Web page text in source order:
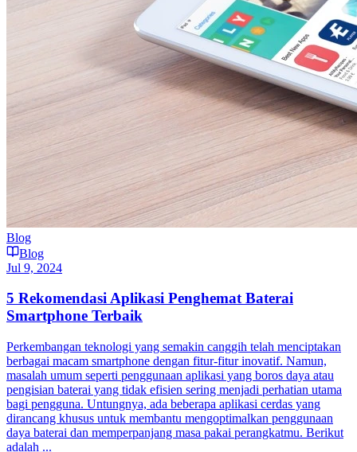
Blog
Blog
Jul 9, 2024
5 Rekomendasi Aplikasi Penghemat Baterai
Smartphone Terbaik
Perkembangan teknologi yang semakin canggih telah menciptakan
berbagai macam smartphone dengan fitur-fitur inovatif. Namun,
masalah umum seperti penggunaan aplikasi yang boros daya atau
pengisian baterai yang tidak efisien sering menjadi perhatian utama
bagi pengguna. Untungnya, ada beberapa aplikasi cerdas yang
dirancang khusus untuk membantu mengoptimalkan penggunaan
daya baterai dan memperpanjang masa pakai perangkatmu. Berikut
adalah ...